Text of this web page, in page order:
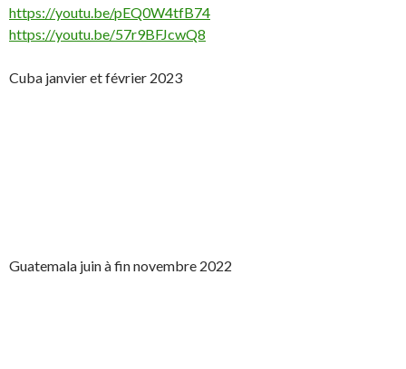
https://youtu.be/pEQ0W4tfB74
https://youtu.be/57r9BFJcwQ8
Cuba janvier et février 2023
Guatemala juin à fin novembre 2022